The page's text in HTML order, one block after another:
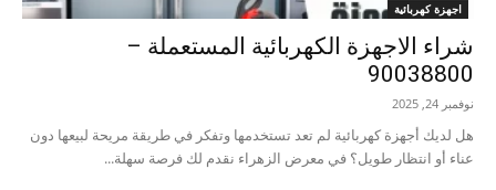
اجهزة كهربائية
شراء الاجهزة الكهربائية المستعملة –
90038800
نوفمبر 24, 2025
هل لديك أجهزة كهربائية لم تعد تستخدمها وتفكر في طريقة مريحة لبيعها دون
عناء أو انتظار طويل؟ في معرض الزهراء نقدم لك فرصة سهلة...